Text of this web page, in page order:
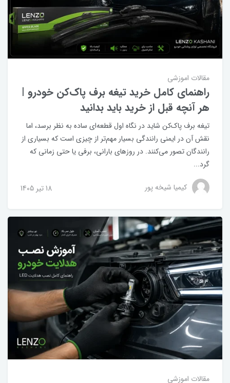
مقالات اموزشی
راهنمای کامل خرید تیغه برف پاک‌کن خودرو |
هر آنچه قبل از خرید باید بدانید
تیغه برف پاک‌کن شاید در نگاه اول قطعه‌ای ساده به نظر برسد، اما
نقش آن در ایمنی رانندگی بسیار مهم‌تر از چیزی است که بسیاری از
رانندگان تصور می‌کنند. در روزهای بارانی، برفی یا حتی زمانی که
گرد...
کیمیا شیخه پور 18 تير 1405
مقالات اموزشی